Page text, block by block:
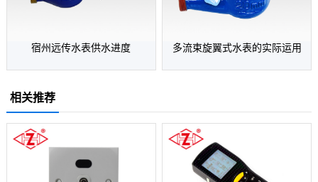
宿州远传水表供水进度 多流束旋翼式水表的实际运用
相关推荐